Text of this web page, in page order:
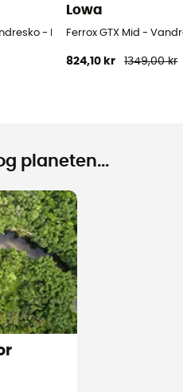
- Damer
Lowa
Ferrox GTX Mid -
824,10 kr 1349,00 kr
planeten...